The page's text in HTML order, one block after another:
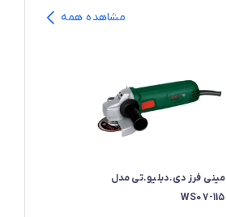
مشاهده همه
مینی فرز دی.دبلیو.تی مدل
WS07-115